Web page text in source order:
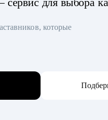
которые